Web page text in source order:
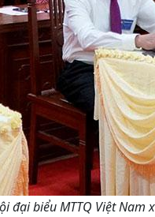
đại biểu MTTQ Việt Nam